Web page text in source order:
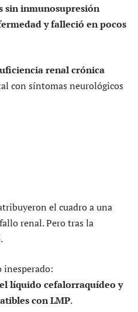
sin inmunosupresión
y falleció en pocos
renal crónica
con síntomas neurológicos
el cuadro a una
renal. Pero tras la
inesperado:
líquido cefalorraquídeo y
con LMP.